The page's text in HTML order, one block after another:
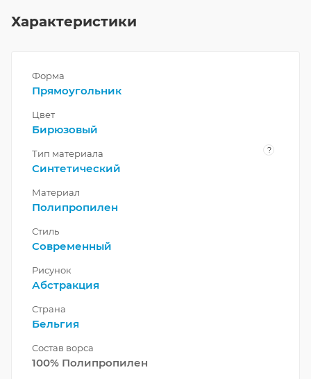
Характеристики
Форма
Прямоугольник
Цвет
Бирюзовый
Тип материала ?
Синтетический
Материал
Полипропилен
Стиль
Современный
Рисунок
Абстракция
Страна
Бельгия
Состав ворса
100% Полипропилен